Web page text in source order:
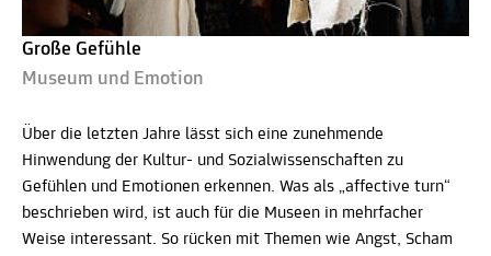
Große Gefühle
Museum und Emotion
Über die letzten Jahre lässt sich eine zunehmende
Hinwendung der Kultur- und Sozialwissenschaften zu
Gefühlen und Emotionen erkennen. Was als „affective turn“
beschrieben wird, ist auch für die Museen in mehrfacher
Weise interessant. So rücken mit Themen wie Angst, Scham